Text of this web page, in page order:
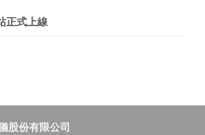
正式上線
股份有限公司